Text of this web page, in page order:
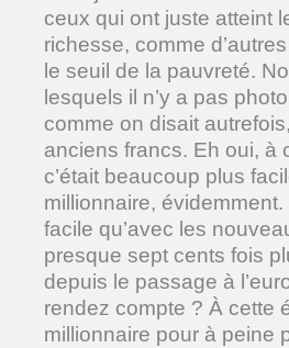
ceux qui ont juste atteint
richesse, comme
le seuil de la pauvreté.
lesquels il n’y a pas
comme on disait
anciens francs. Eh oui, à
c’était beaucoup plus
millionnaire,
facile qu’avec les
presque sept cents fois
depuis le passage à
rendez compte ? À cette
millionnaire pour à peine